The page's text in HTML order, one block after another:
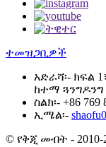
ተመዝጋቢዎች
አድራሻ፡- ክፍል
ከተማ ጓንግዶንግ
ስልክ፡- +86 769
ኢሜል፡-
© የቅጂ መብት -